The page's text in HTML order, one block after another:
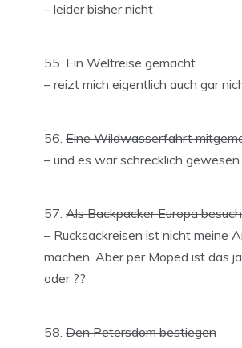
– leider bisher nicht
Ein Weltreise gemacht
– reizt mich eigentlich auch gar
Eine Wildwasserfahrt
– und es war schrecklich gewesen
Als Backpacker Europa
– Rucksackreisen ist nicht meine
machen. Aber per Moped ist das
oder ??
Den Petersdom bestiegen